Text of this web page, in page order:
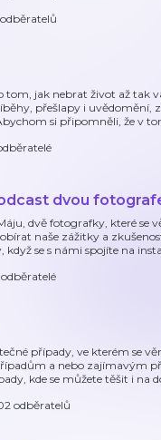
odběratelů
tom, jak nebrat život až tak
přešlapy i uvědomění,
si připomněli, že v
dvou
dvě fotografky, které se
naše zážitky a
když se s námi spojíte na
případy, ve kterém se
a nebo zajímavým
kde se můžete těšit i na
odběratelů